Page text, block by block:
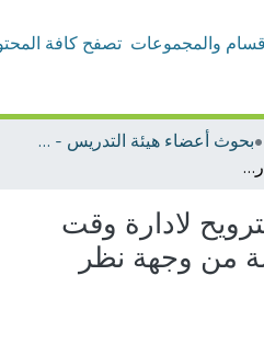
والمجموعات تصفح كافة
بحوث أعضاء هيئة التدريس - الطفولة المبكرة
استخدام أنشطة الترويح لادارة وقت فراغ أطفال الروضة من وجهة نظر الأمهات
لادارة وقت
من وجهة نظر